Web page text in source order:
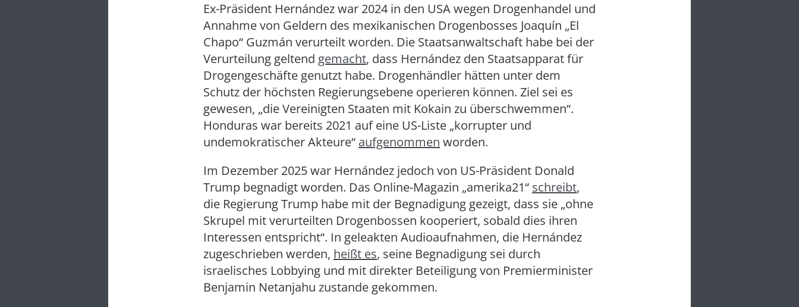
Ex-Präsident Hernández war 2024 in den USA wegen Drogenhandel und
Annahme von Geldern des mexikanischen Drogenbosses Joaquín „El
Chapo“ Guzmán verurteilt worden. Die Staatsanwaltschaft habe bei der
Verurteilung geltend gemacht, dass Hernández den Staatsapparat für
Drogengeschäfte genutzt habe. Drogenhändler hätten unter dem
Schutz der höchsten Regierungsebene operieren können. Ziel sei es
gewesen, „die Vereinigten Staaten mit Kokain zu überschwemmen“.
Honduras war bereits 2021 auf eine US-Liste „korrupter und
undemokratischer Akteure“ aufgenommen worden.
Im Dezember 2025 war Hernández jedoch von US-Präsident Donald
Trump begnadigt worden. Das Online-Magazin „amerika21“ schreibt,
die Regierung Trump habe mit der Begnadigung gezeigt, dass sie „ohne
Skrupel mit verurteilten Drogenbossen kooperiert, sobald dies ihren
Interessen entspricht“. In geleakten Audioaufnahmen, die Hernández
zugeschrieben werden, heißt es, seine Begnadigung sei durch
israelisches Lobbying und mit direkter Beteiligung von Premierminister
Benjamin Netanjahu zustande gekommen.